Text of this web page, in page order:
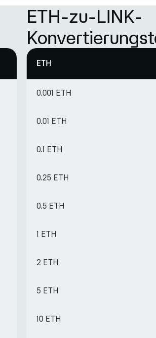
ETH-zu-LINK-
ETH
0.001 ETH
0.01 ETH
0.1 ETH
0.25 ETH
0.5 ETH
1 ETH
2 ETH
5 ETH
10 ETH